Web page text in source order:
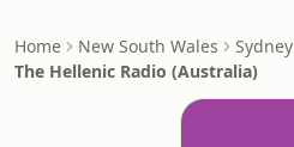
Home New South Wales
Sydney
The Hellenic Radio (Australia)